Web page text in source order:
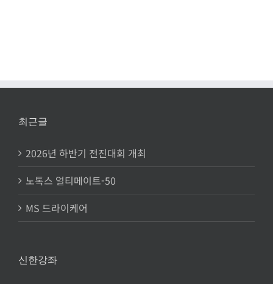
최근글
2026년 하반기 전진대회 개최
노톡스 얼티메이트-50
MS 드라이케어
신한강좌